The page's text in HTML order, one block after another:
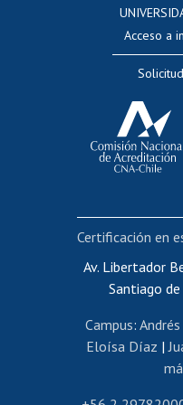
Editar
Cursos
Portal de
Certificado
Editar
Revalidación y
Acceso a
Av. Libertador
Santiago de
Campus:
Eloísa Díaz |
Certificación en